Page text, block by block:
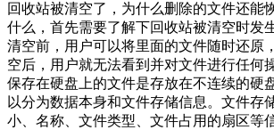
回收站被清空了，为什么删除的文件还能
什么，首先需要了解下回收站被清空时发
清空前，用户可以将里面的文件随时还原
空后，用户就无法看到并对文件进行任何
保存在硬盘上的文件是存放在不连续的硬
以分为数据本身和文件存储信息。文件存
小、名称、文件类型、文件占用的扇区等